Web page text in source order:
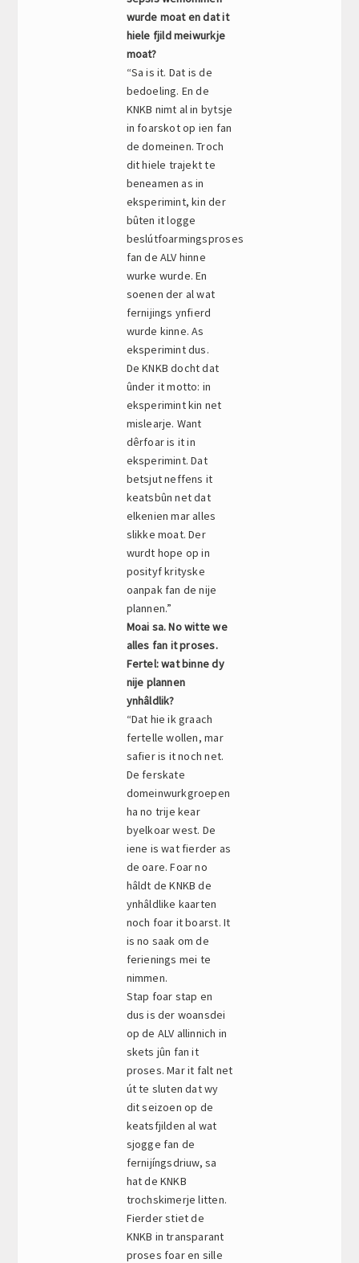
wurde moat en dat it
hiele fjild meiwurkje
moat?
“Sa is it. Dat is de
bedoeling. En de
KNKB nimt al in bytsje
in foarskot op ien fan
de domeinen. Troch
dit hiele trajekt te
beneamen as in
eksperimint, kin der
bûten it logge
beslútfoarmingsproses
fan de ALV hinne
wurke wurde. En
soenen der al wat
fernijings ynfierd
wurde kinne. As
eksperimint dus.
De KNKB docht dat
ûnder it motto: in
eksperimint kin net
mislearje. Want
dêrfoar is it in
eksperimint. Dat
betsjut neffens it
keatsbûn net dat
elkenien mar alles
slikke moat. Der
wurdt hope op in
posityf krityske
oanpak fan de nije
plannen.”
Moai sa. No witte we
alles fan it proses.
Fertel: wat binne dy
nije plannen
ynhâldlik?
“Dat hie ik graach
fertelle wollen, mar
safier is it noch net.
De ferskate
domeinwurkgroepen
ha no trije kear
byelkoar west. De
iene is wat fierder as
de oare. Foar no
hâldt de KNKB de
ynhâldlike kaarten
noch foar it boarst. It
is no saak om de
ferienings mei te
nimmen.
Stap foar stap en
dus is der woansdei
op de ALV allinnich in
skets jûn fan it
proses. Mar it falt net
út te sluten dat wy
dit seizoen op de
keatsfjilden al wat
sjogge fan de
fernijíngsdriuw, sa
hat de KNKB
trochskimerje litten.
Fierder stiet de
KNKB in transparant
proses foar en sille